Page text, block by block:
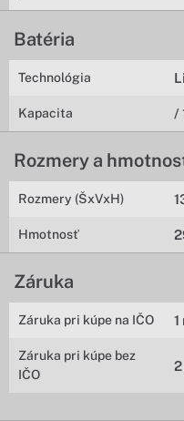
Batéria
Technológia
Kapacita /
Rozmery a
Rozmery (ŠxVxH)
Hmotnosť
Záruka
Záruka pri kúpe na IČO 1
Záruka pri kúpe bez
IČO